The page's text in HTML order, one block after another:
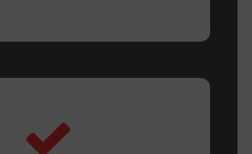
de remettre les lieux dans l’état